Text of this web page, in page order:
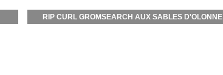
RIP CURL GROMSEARCH AUX SABLES D'OLONNE